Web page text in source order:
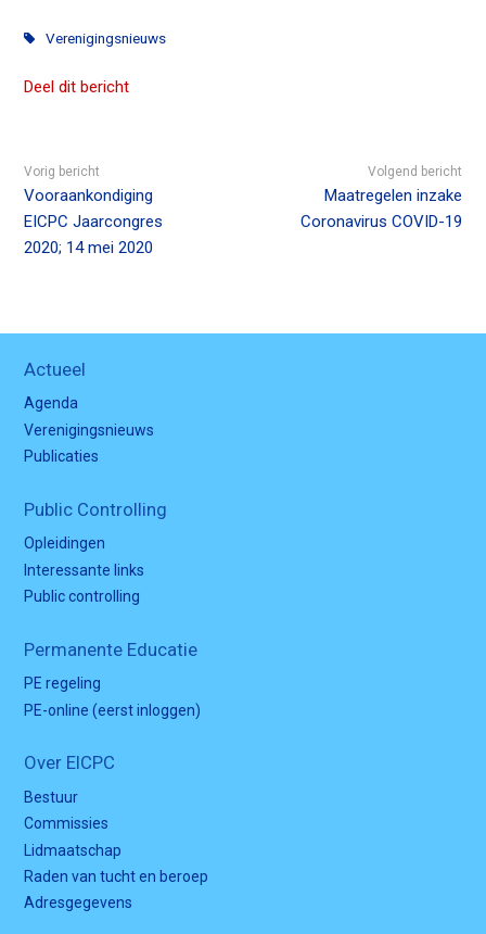
o
t
t
Verenigingsnieuws
Deel dit bericht
Vorig bericht
Vooraankondiging
EICPC Jaarcongres
2020; 14 mei 2020
Volgend bericht
Maatregelen inzake
Coronavirus COVID-19
Actueel
Agenda
Verenigingsnieuws
Publicaties
Public Controlling
Opleidingen
Interessante links
Public controlling
Permanente Educatie
PE regeling
PE-online (eerst inloggen)
Over EICPC
Bestuur
Commissies
Lidmaatschap
Raden van tucht en beroep
Adresgegevens